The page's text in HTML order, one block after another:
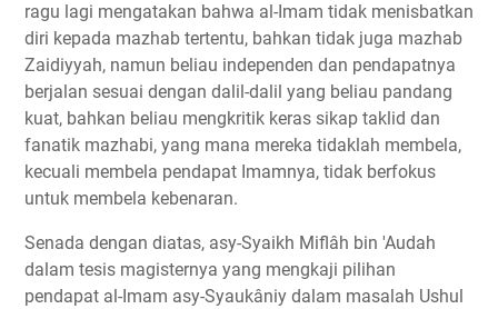
ragu lagi mengatakan bahwa al-Imam tidak menisbatkan
diri kepada mazhab tertentu, bahkan tidak juga mazhab
Zaidiyyah, namun beliau independen dan pendapatnya
berjalan sesuai dengan dalil-dalil yang beliau pandang
kuat, bahkan beliau mengkritik keras sikap taklid dan
fanatik mazhabi, yang mana mereka tidaklah membela,
kecuali membela pendapat Imamnya, tidak berfokus
untuk membela kebenaran.
Senada dengan diatas, asy-Syaikh Miflâh bin 'Audah
dalam tesis magisternya yang mengkaji pilihan
pendapat al-Imam asy-Syaukâniy dalam masalah Ushul